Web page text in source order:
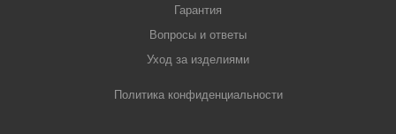
Гарантия
Вопросы и ответы
Уход за изделиями
Политика конфиденциальности